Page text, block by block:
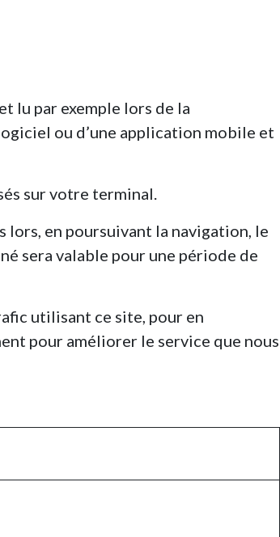
lu par exemple lors de la
ou d’une application mobile et
sur votre terminal.
lors, en poursuivant la navigation, le
sera valable pour une période de
utilisant ce site, pour en
pour améliorer le service que nous